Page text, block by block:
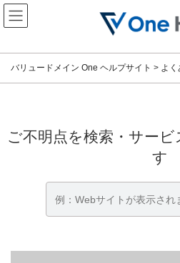
コ
ン
テ
ツ
ス
ナ
ビ
ゲ
シ
ン
バリュードメイン One ヘルプサイト > よく
ご不明点を検索・サービ
す